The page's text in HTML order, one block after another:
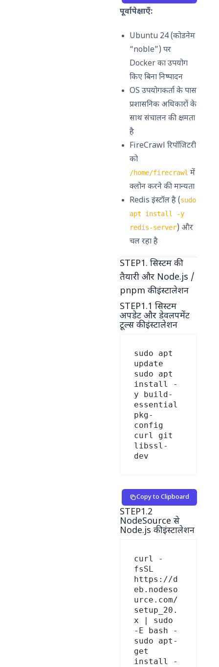
पूर्वापेक्षाएँ:
Ubuntu 24 (कोडनेम
“noble”) पर
Docker का उपयोग
किए बिना निष्पादन
OS उपयोगकर्ता के पास
प्रशासनिक अधिकारों के
साथ संचालन की क्षमता
है
FireCrawl रिपॉजिटरी
को
/home/firecrawl में
क्लोन करने की मान्यता
Redis इंस्टॉल है (sudo
apt install -y
redis-server) और
चल रहा है
STEP1. सिस्टम की
तैयारी और Node.js /
pnpm की इंस्टालेशन
STEP1.1 सिस्टम
अपडेट और डेवलपमेंट
टूल्स की इंस्टालेशन
sudo apt
update
sudo apt
install -
y build-
essential
pkg-
config
curl git
libssl-
Copy to Clipboard
STEP1.2
NodeSource से
Node.js की इंस्टालेशन
curl -
fsSL
https://d
eb.nodeso
urce.com/
setup_20.
x | sudo
-E bash -
sudo apt-
get
install -